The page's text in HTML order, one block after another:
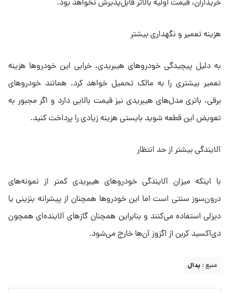
خریداران، قیمت اولیه بالاتر قابل‌پذیرش نخواهد بود.
هزینه تعمیر و نگهداری بیشتر
به دلیل پیچیدگی خودروهای هیبریدی، خرابی این خودروها هزینه
تعمیر بیشتری را به مالک تحمیل خواهد کرد. همانند خودروهای
برقی، باتری مدل‌های هیبریدی نیز قیمت بالایی دارد و اگر مجبور به
تعویض این قطعه شوید بایستی هزینه زیادی را پرداخت کنید.
آلایندگی بیشتر از حد انتظار
با اینکه میزان آلایندگی خودروهای هیبریدی کمتر از نمونه‌های
درون‌سوز سنتی است اما این خودروها همچنان از پیشرانه بنزینی یا
دیزلی استفاده می‌کنند و بنابراین همچنان گازهای آلاینده‌ای همچون
دی‌اکسید کربن از اگزوز آن‌ها خارج می‌شود.
منبع : پدال